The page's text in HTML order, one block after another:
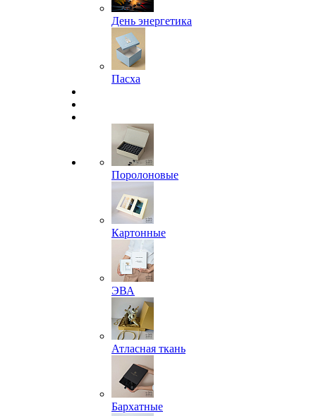
День энергетика
Пасха
Поролоновые
Картонные
ЭВА
Атласная ткань
Бархатные